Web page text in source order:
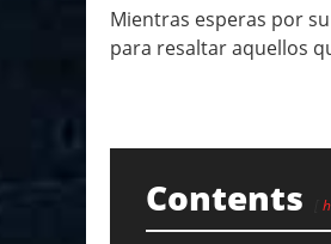
Mientras esperas por
para resaltar aquellos
Contents